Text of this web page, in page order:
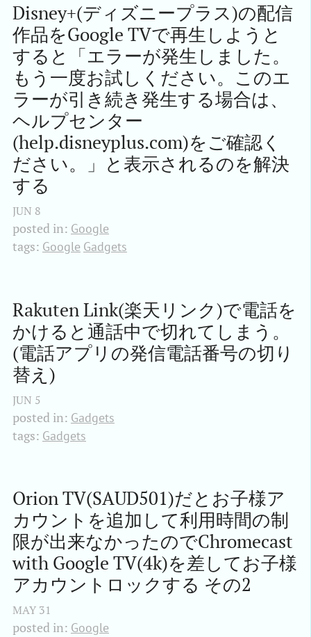
Disney+(ディズニープラス)の配信
作品をGoogle TVで再生しようと
すると「エラーが発生しました。
もう一度お試しください。このエ
ラーが引き続き発生する場合は、
ヘルプセンター
(help.disneyplus.com)をご確認く
ださい。」と表示されるのを解決
する
JUN 8
posted in: Google
tags: Google Gadgets
Rakuten Link(楽天リンク)で電話を
かけると通話中で切れてしまう。
(電話アプリの発信電話番号の切り
替え)
JUN 5
posted in: Gadgets
tags: Gadgets
Orion TV(SAUD501)だとお子様ア
カウントを追加して利用時間の制
限が出来なかったのでChromecast
with Google TV(4k)を差してお子様
アカウントロックする その2
MAY 31
posted in: Google